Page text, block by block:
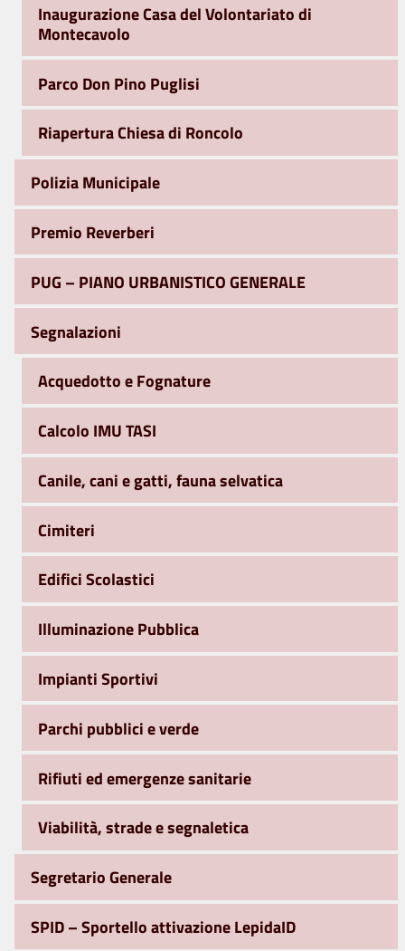
Inaugurazione Casa del Volontariato di
Montecavolo
Parco Don Pino Puglisi
Riapertura Chiesa di Roncolo
Polizia Municipale
Premio Reverberi
PUG – PIANO URBANISTICO GENERALE
Segnalazioni
Acquedotto e Fognature
Calcolo IMU TASI
Canile, cani e gatti, fauna selvatica
Cimiteri
Edifici Scolastici
Illuminazione Pubblica
Impianti Sportivi
Parchi pubblici e verde
Rifiuti ed emergenze sanitarie
Viabilità, strade e segnaletica
Segretario Generale
SPID – Sportello attivazione LepidaID